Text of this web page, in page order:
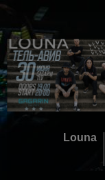
Louna